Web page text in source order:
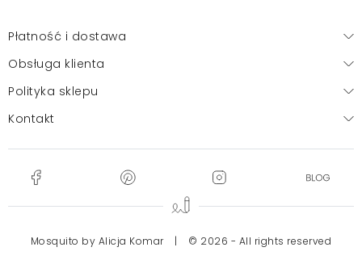
Płatność i dostawa
Obsługa klienta
Polityka sklepu
Kontakt
Mosquito by Alicja Komar | © 2026 - All rights reserved